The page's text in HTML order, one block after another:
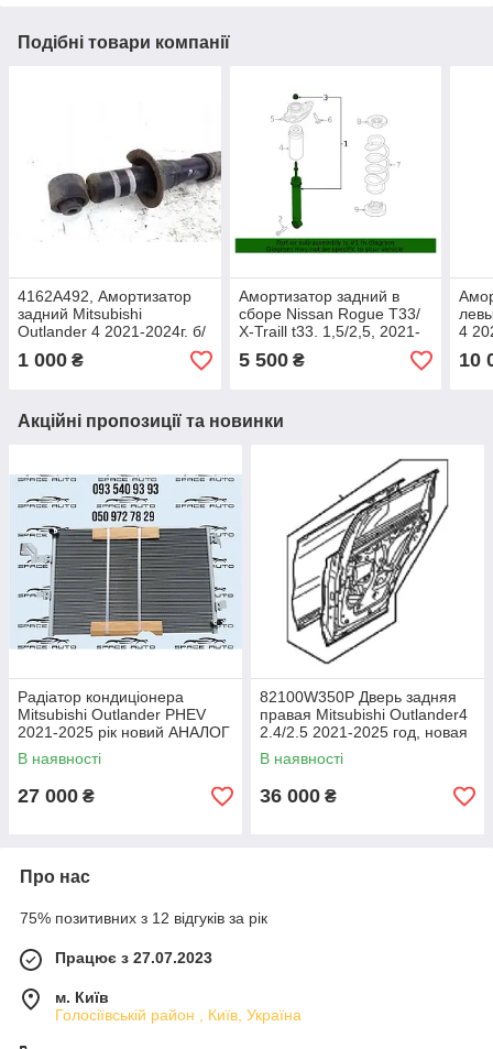
Подібні товари компанії
4162A492, Амортизатор
задний Mitsubishi
Outlander 4 2021-2024г. б/
у оригинал
1 000 ₴
Амортизатор задний в
сборе Nissan Rogue T33/
X-Traill t33. 1,5/2,5, 2021-
2025 год, б/у оригинал
E62106RR1B
5 500₴
4
10
Акційні пропозиції та новинки
Радіатор кондиціонера
Mitsubishi Outlander PHEV
2021-2025 рік новий АНАЛОГ
7812A466
В наявності
27 000 ₴
82100W350P Дверь задняя
правая Мitsubishi Оutlander4
2.4/2.5 2021-2025 год, новая
оригинал
В наявності
36 000 ₴
Про нас
75% позитивних з 12 відгуків за рік
Працює з 27.07.2023
м. Київ
Голосіївській район , Київ, Україна